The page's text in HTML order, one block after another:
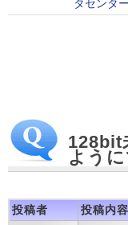
128bit
よう
投稿者 投稿内容